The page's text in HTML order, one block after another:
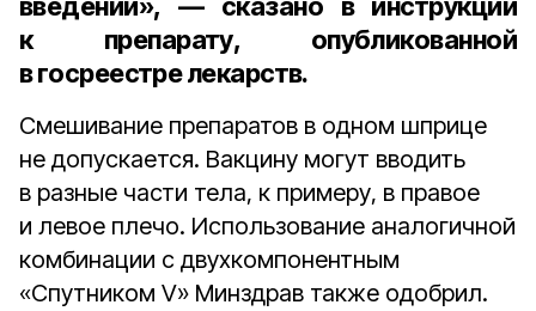
к препарату, опубликованной
в госреестре лекарств.
Смешивание препаратов в одном шприце
не допускается. Вакцину могут вводить
в разные части тела, к примеру, в правое
и левое плечо. Использование аналогичной
комбинации с двухкомпонентным
«Спутником V» Минздрав также одобрил.